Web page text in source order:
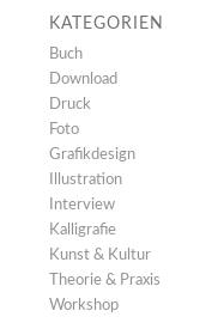
KATEGORIEN
Buch
Download
Druck
Foto
Grafikdesign
Illustration
Interview
Kalligrafie
Kunst & Kultur
Theorie & Praxis
Workshop